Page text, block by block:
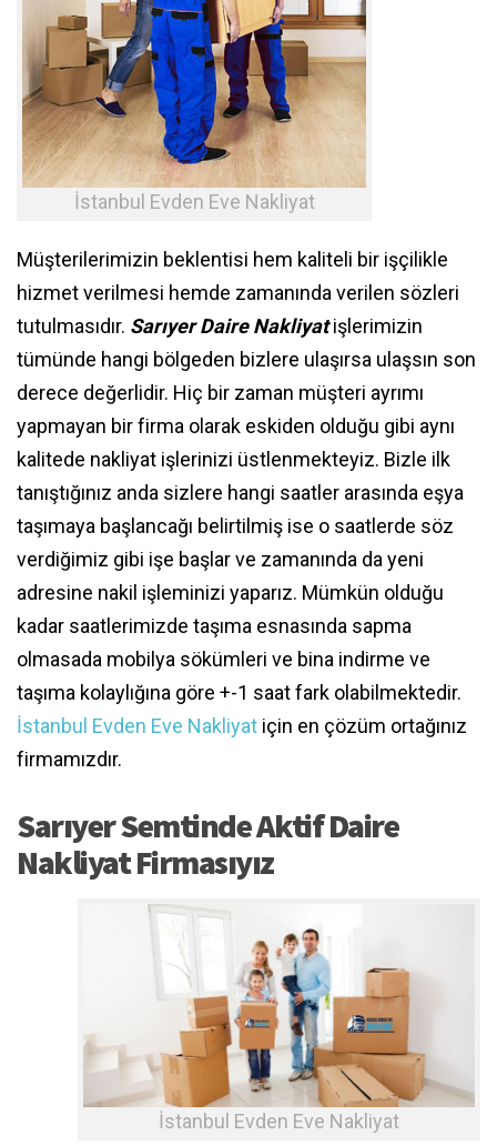
İstanbul Evden Eve Nakliyat
Müşterilerimizin beklentisi hem kaliteli bir işçilikle
hizmet verilmesi hemde zamanında verilen sözleri
tutulmasıdır. Sarıyer Daire Nakliyatişlerimizin
tümünde hangi bölgeden bizlere ulaşırsa ulaşsın son
derece değerlidir. Hiç bir zaman müşteri ayrımı
yapmayan bir firma olarak eskiden olduğu gibi aynı
kalitede nakliyat işlerinizi üstlenmekteyiz. Bizle ilk
tanıştığınız anda sizlere hangi saatler arasında eşya
taşımaya başlancağı belirtilmiş ise o saatlerde söz
verdiğimiz gibi işe başlar ve zamanında da yeni
adresine nakil işleminizi yaparız. Mümkün olduğu
kadar saatlerimizde taşıma esnasında sapma
olmasada mobilya sökümleri ve bina indirme ve
taşıma kolaylığına göre +-1 saat fark olabilmektedir.
İstanbul Evden Eve Nakliyat için en çözüm ortağınız
firmamızdır.
Sarıyer Semtinde Aktif Daire
Nakliyat Firmasıyız
İstanbul Evden Eve Nakliyat